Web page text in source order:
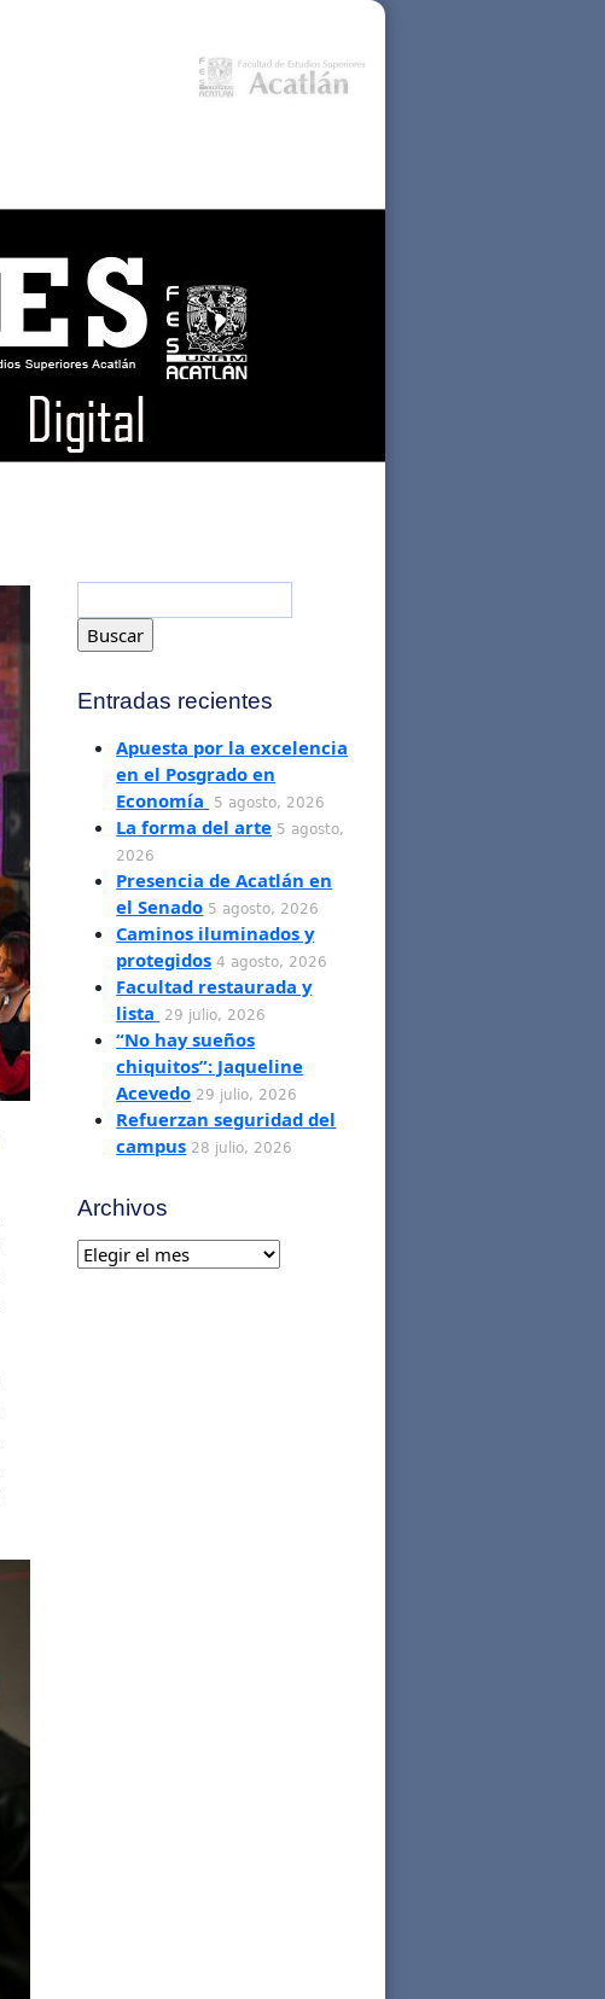
Entradas recientes
Apuesta por la excelencia
en el Posgrado en
Economía
5 agosto, 2026
La forma del arte 5 agosto,
2026
Presencia de Acatlán en
el Senado 5 agosto, 2026
Caminos iluminados y
protegidos 4 agosto, 2026
Facultad restaurada y
lista
29 julio, 2026
“No hay sueños
chiquitos”: Jaqueline
Acevedo 29 julio, 2026
Refuerzan seguridad del
campus 28 julio, 2026
Archivos
Archivos